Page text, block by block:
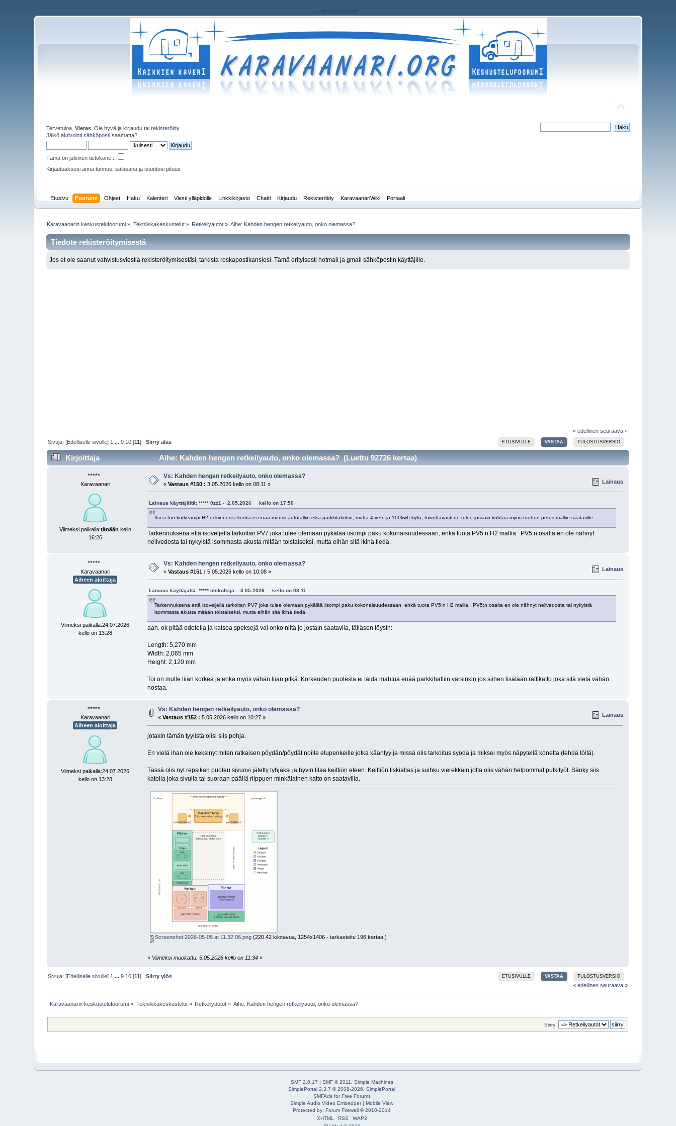
rekisteriseloste
Tervetuloa,Vieras . Ole hyvä jakirjaudu tairekisteröidy.
Jäiköaktivointi sähköposti saamatta?
Tämä on julkinen tietokone :
Kirjautuaksesi anna tunnus, salasana ja istuntosi pituus
Etusivu Foorumi Ohjeet Haku Kalenteri Viesti ylläpidolle Linkkikirjasto Chatti Kirjaudu Rekisteröidy KaravaanariWiki Portaali
Karavaanarin keskustelufoorumi » Tekniikkakeskustelut» Retkeilyautot » Aihe: Kahden hengen retkeilyauto, onko olemassa?
Tiedote rekisteröitymisestä
Jos et ole saanut vahvistusviestiä rekisteröitymisestäsi, tarkista roskapostikansiosi. Tämä erityisesti hotmail ja gmail sähköpostin käyttäjille.
« edellinen seuraava »
ETUSIVULLE VASTAA TULOSTUSVERSIO
Sivuja: [Edelliselle sivulle] 1 ...9 10 [11]Siirry alas
Kirjoittaja Aihe: Kahden hengen retkeilyauto, onko olemassa? (Luettu 92726 kertaa)
*****
Karavaanari
Viimeksi paikalla:tänään kello
16:26
Vs: Kahden hengen retkeilyauto, onko olemassa?
«Vastaus #150 : 3.05.2026 kello on 08:11 » Lainaus
Lainaus käyttäjältä: ***** 0zz1 - 2.05.2026 kello on 17:50
Itseä tuo korkeampi H2 ei kiinnosta koska ei enää menisi autotalliin eikä parkkitaloihin, mutta 4-veto ja 100kwh kyllä, toivottavasti ne tulee jossain kohtaa myös tuohon perus malliin saataville.
Tarkennuksena että isoveljellä tarkoitan PV7 joka tulee olemaan pykälää iisompi paku kokonaisuudessaan, enkä tuota PV5:n H2 mallia. PV5:n osalta en ole nähnyt
nelivedosta tai nykyistä isommasta akusta mitään toistaiseksi, mutta eihän sitä ikinä tiedä.
*****
Karavaanari
Aiheen aloittaja
Viimeksi paikalla:24.07.2026
kello on 13:28
Vs: Kahden hengen retkeilyauto, onko olemassa?
«Vastaus #151 : 5.05.2026 kello on 10:08 » Lainaus
Lainaus käyttäjältä: ***** ohikulkija - 3.05.2026 kello on 08:11
Tarkennuksena että isoveljellä tarkoitan PV7 joka tulee olemaan pykälää iisompi paku kokonaisuudessaan, enkä tuota PV5:n H2 mallia. PV5:n osalta en ole nähnyt nelivedosta tai nykyistä
isommasta akusta mitään toistaiseksi, mutta eihän sitä ikinä tiedä.
aah. ok pitää odotella ja katsoa speksejä vai onko niitä jo jostain saatavila, tälläsen löysin:
Length: 5,270 mm
Width: 2,065 mm
Height: 2,120 mm
Toi on mulle liian korkea ja ehkä myös vähän liian pitkä. Korkeuden puolesta ei taida mahtua enää parkkihalliin varsinkin jos siihen lisätään rättikatto joka sitä vielä vähän
nostaa.
*****
Karavaanari
Aiheen aloittaja
Viimeksi paikalla:24.07.2026
kello on 13:28
Vs: Kahden hengen retkeilyauto, onko olemassa?
«Vastaus #152 : 5.05.2026 kello on 10:27 » Lainaus
jotakin tämän tyylistä olisi siis pohja.
En vielä ihan ole keksinyt miten ratkaisen pöydän/pöydät noille etupenkeille jotka kääntyy ja missä olis tarkoitus syödä ja miksei myös näpytellä konetta (tehdä töitä).
Tässä olis nyt repsikan puolen sivuovi jätetty tyhjäksi ja hyvin tilaa keittiön eteen. Keittiön tiskiallas ja suihku vierekkäin jotta olis vähän helpommat putkityöt. Sänky siis
katolla joka sivulla tai suoraan päällä riippuen minkälainen katto on saatavilla.
Screenshot 2026-05-05 at 11.32.06.png (220.42 kilotavua, 1254x1406 - tarkasteltu 196 kertaa.)
« Viimeksi muokattu: 5.05.2026 kello on 11:34 »
ETUSIVULLE VASTAA TULOSTUSVERSIO
Sivuja: [Edelliselle sivulle] 1 ...9 10 [11]Siirry ylös
« edellinen seuraava »
Karavaanarin keskustelufoorumi » Tekniikkakeskustelut» Retkeilyautot » Aihe: Kahden hengen retkeilyauto, onko olemassa?
Siirry:
SMF 2.0.17 | SMF © 2011, Simple Machines
SimplePortal 2.3.7 © 2008-2026, SimplePortal
SMFAdsforFree Forums
Simple Audio Video Embedder| Mobile View
Protected by: Forum Firewall © 2010-2014
XHTML
RSS
WAP2